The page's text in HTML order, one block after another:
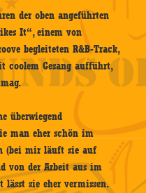
der oben angeführten
It“, einem von
begleiteten R&B-Track,
coolem Gesang aufführt,
überwiegend
man eher schön im
(bei mir läuft sie auf
von der Arbeit aus im
lässt sie eher vermissen.